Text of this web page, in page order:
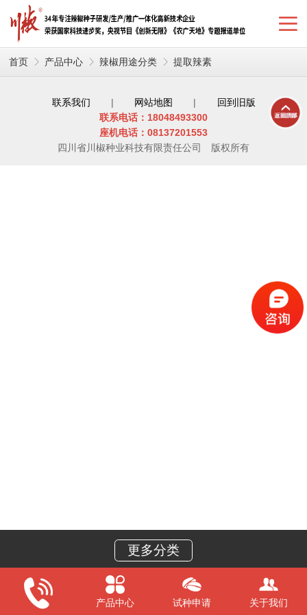
首页 产品中心 辣椒用途分类 提取辣素
联系我们 网站地图
回到旧版
联系电话：18048493300
座机电话：08137201553
四川省川椒种业科技有限责任公司
版权所有
更多分类
产品中心 试种申请 关于我们